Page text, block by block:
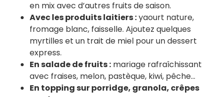
en mix avec d’autres fruits de saison.
Avec les produits laitiers :yaourt nature,
fromage blanc, faisselle. Ajoutez quelques
myrtilles et un trait de miel pour un dessert
express.
En salade de fruits : mariage rafraîchissant
avec fraises, melon, pastèque, kiwi, pêche…
En topping sur porridge, granola, crêpes